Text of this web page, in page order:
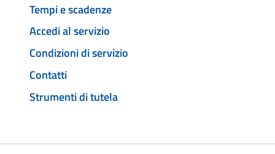
Tempi e scadenze
Accedi al servizio
Condizioni di servizio
Contatti
Strumenti di tutela